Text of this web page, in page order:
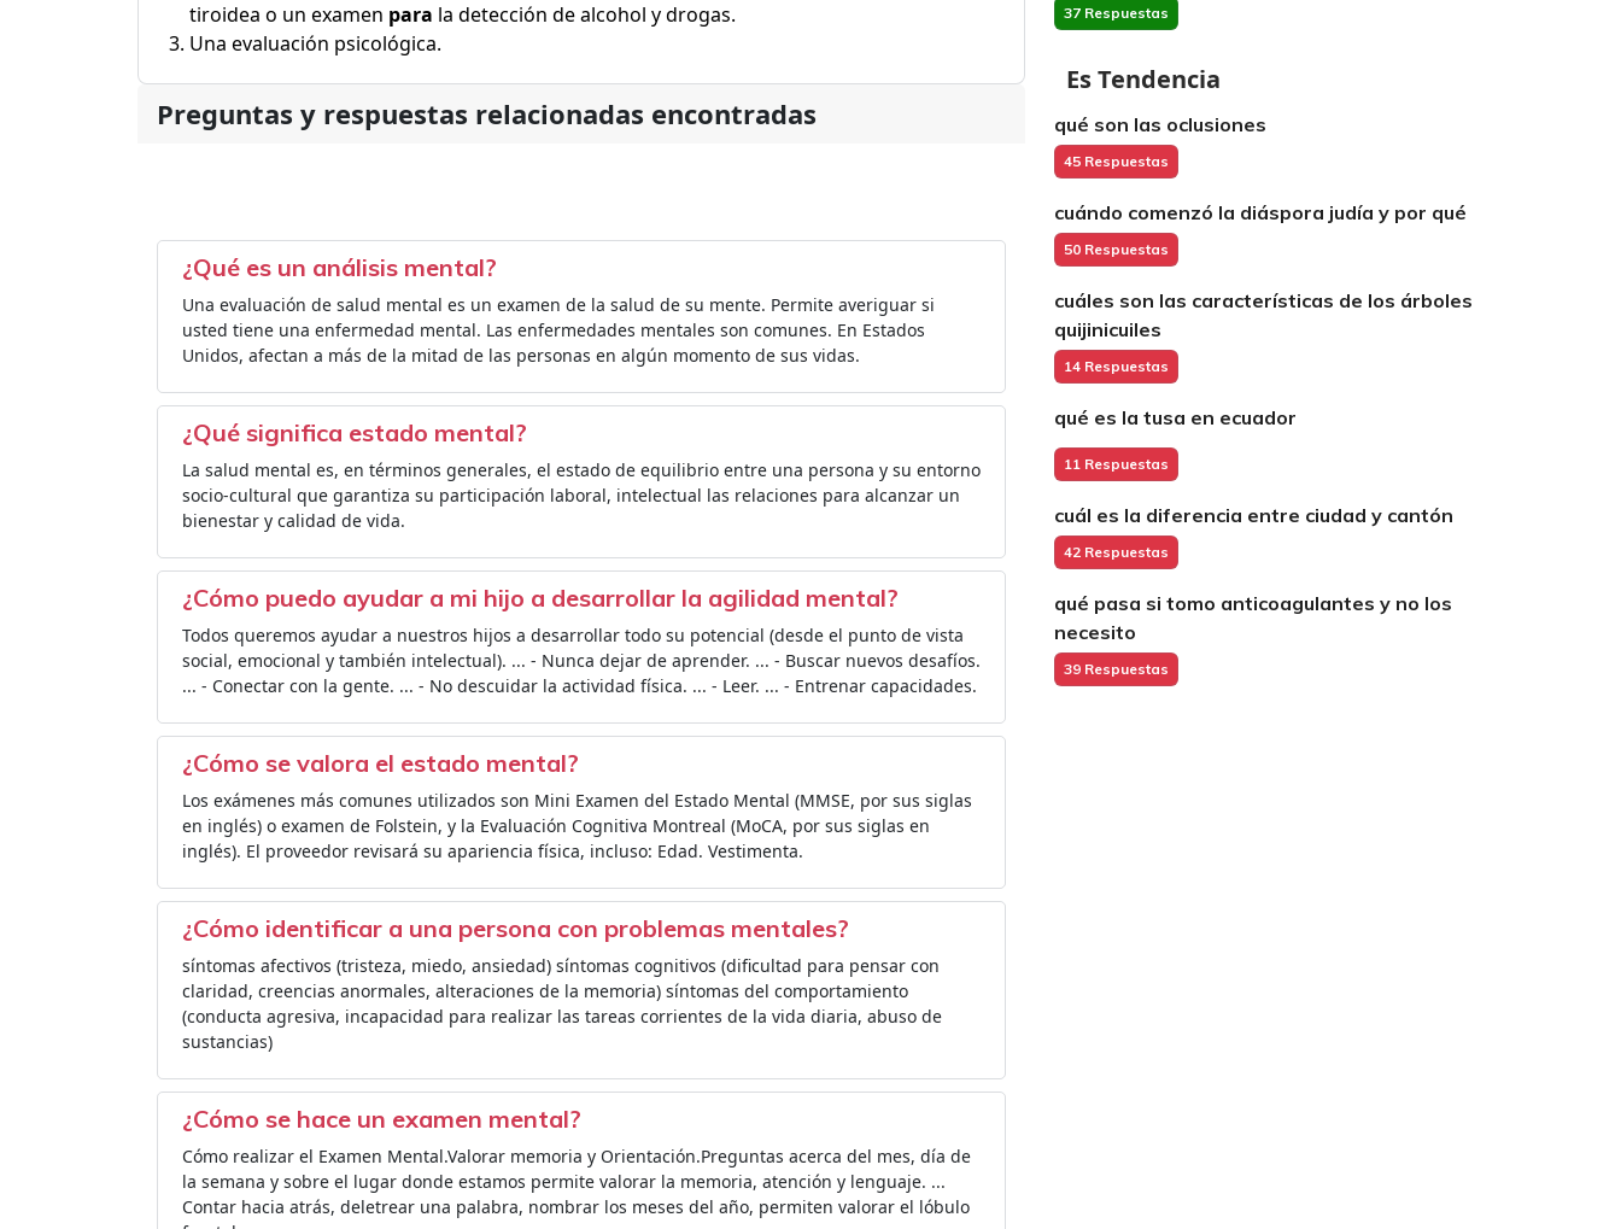
tiroidea o un examen para la detección de alcohol y drogas.
Una evaluación psicológica.
Preguntas y respuestas relacionadas encontradas
¿Qué es un análisis mental?
Una evaluación de salud mental es un examen de la salud de su mente. Permite averiguar si
usted tiene una enfermedad mental. Las enfermedades mentales son comunes. En Estados
Unidos, afectan a más de la mitad de las personas en algún momento de sus vidas.
¿Qué significa estado mental?
La salud mental es, en términos generales, el estado de equilibrio entre una persona y su entorno
socio-cultural que garantiza su participación laboral, intelectual las relaciones para alcanzar un
bienestar y calidad de vida.
¿Cómo puedo ayudar a mi hijo a desarrollar la agilidad mental?
Todos queremos ayudar a nuestros hijos a desarrollar todo su potencial (desde el punto de vista
social, emocional y también intelectual). ... - Nunca dejar de aprender. ... - Buscar nuevos desafíos.
... - Conectar con la gente. ... - No descuidar la actividad física. ... - Leer. ... - Entrenar capacidades.
¿Cómo se valora el estado mental?
Los exámenes más comunes utilizados son Mini Examen del Estado Mental (MMSE, por sus siglas
en inglés) o examen de Folstein, y la Evaluación Cognitiva Montreal (MoCA, por sus siglas en
inglés). El proveedor revisará su apariencia física, incluso: Edad. Vestimenta.
¿Cómo identificar a una persona con problemas mentales?
síntomas afectivos (tristeza, miedo, ansiedad) síntomas cognitivos (dificultad para pensar con
claridad, creencias anormales, alteraciones de la memoria) síntomas del comportamiento
(conducta agresiva, incapacidad para realizar las tareas corrientes de la vida diaria, abuso de
sustancias)
¿Cómo se hace un examen mental?
Cómo realizar el Examen Mental.Valorar memoria y Orientación.Preguntas acerca del mes, día de
la semana y sobre el lugar donde estamos permite valorar la memoria, atención y lenguaje. ...
Contar hacia atrás, deletrear una palabra, nombrar los meses del año, permiten valorar el lóbulo
37 Respuestas
Es Tendencia
qué son las oclusiones
45 Respuestas
cuándo comenzó la diáspora judía y por qué
50 Respuestas
cuáles son las características de los árboles
quijinicuiles
14 Respuestas
qué es la tusa en ecuador
11 Respuestas
cuál es la diferencia entre ciudad y cantón
42 Respuestas
qué pasa si tomo anticoagulantes y no los
necesito
39 Respuestas